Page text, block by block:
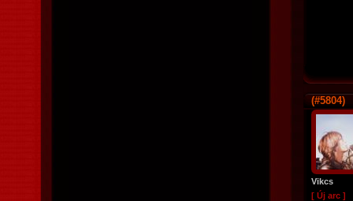
(#5804)
Vikcs
[ Új arc ]